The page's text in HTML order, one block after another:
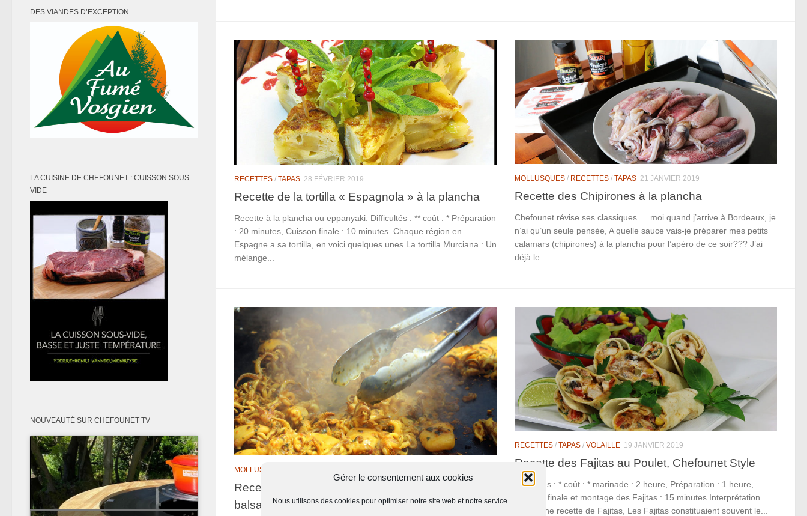
Gérer le consentement aux cookies
Nous utilisons des cookies pour optimiser notre site web et notre service.
RECETTES / TAPAS 28 FÉVRIER 2019
Recette de la tortilla « Espagnola » à la plancha
Recette à la plancha ou eppanyaki. Difficultés : ** coût : * Préparation
: 20 minutes, Cuisson finale : 10 minutes. Chaque région en
Espagne a sa tortilla, en voici quelques unes La tortilla Murciana : Un
mélange...
MOLLUSQUES / RECETTES / TAPAS 21 JANVIER 2019
Recette des Chipirones à la plancha
Chefounet révise ses classiques…. moi quand j’arrive à Bordeaux, je
n’ai qu’un seule pensée, A quelle sauce vais-je préparer mes petits
calamars (chipirones) à la plancha pour l’apéro de ce soir??? J’ai
déjà le...
MOLLUSQUES
Recette de chipirones au safran, origan et
balsamique blanc
RECETTES / TAPAS / VOLAILLE 19 JANVIER 2019
Recette des Fajitas au Poulet, Chefounet Style
Difficultés : * coût : * marinade : 2 heure, Préparation : 1 heure,
Cuisson finale et montage des Fajitas : 15 minutes Interprétation
libre d’une recette de Fajitas, Les Fajitas constituaient souvent le...
DES VIANDES D’EXCEPTION
LA CUISINE DE CHEFOUNET : CUISSON SOUS-
VIDE
NOUVEAUTÉ SUR CHEFOUNET TV